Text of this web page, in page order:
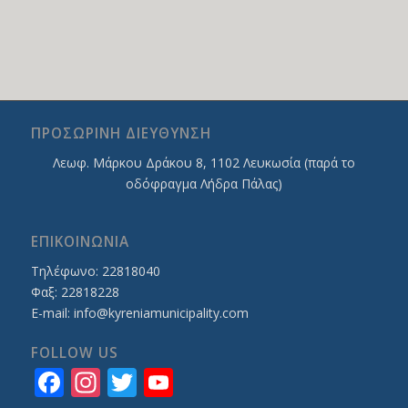
ΠΡΟΣΩΡΙΝΗ ΔΙΕΥΘΥΝΣΗ
Λεωφ. Mάρκου Δράκου 8, 1102 Λευκωσία (παρά το
οδόφραγμα Λήδρα Πάλας)
ΕΠΙΚΟΙΝΩΝΙΑ
Τηλέφωνο: 22818040
Φαξ: 22818228
E-mail: info@kyreniamunicipality.com
FOLLOW US
Facebook
Instagram
Twitter
YouTube